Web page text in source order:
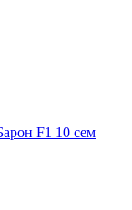
F1 10 сем